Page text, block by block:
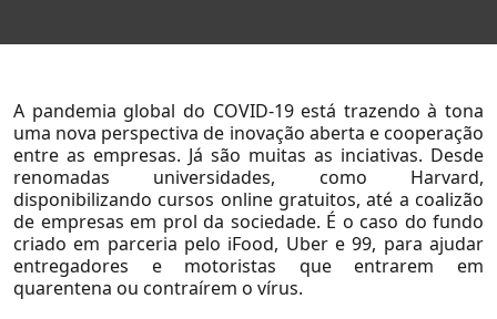
Página Inicial
A pandemia global do COVID-19 está trazendo à tona
uma nova perspectiva de inovação aberta e cooperação
entre as empresas. Já são muitas as inciativas. Desde
renomadas universidades, como Harvard,
disponibilizando cursos online gratuitos, até a coalizão
de empresas em prol da sociedade. É o caso do fundo
criado em parceria pelo iFood, Uber e 99, para ajudar
entregadores e motoristas que entrarem em
quarentena ou contraírem o vírus.